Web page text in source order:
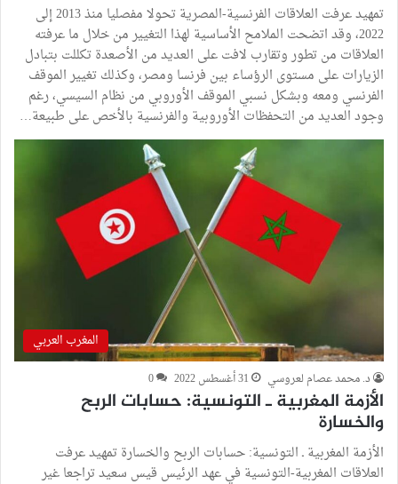
تمهيد عرفت العلاقات الفرنسية-المصرية تحولا مفصليا منذ 2013 إلى
2022، وقد اتضحت الملامح الأساسية لهذا التغيير من خلال ما عرفته
العلاقات من تطور وتقارب لافت على العديد من الأصعدة تكللت بتبادل
الزيارات على مستوى الرؤساء بين فرنسا ومصر، وكذلك تغيير الموقف
الفرنسي ومعه وبشكل نسبي الموقف الأوروبي من نظام السيسي، رغم
وجود العديد من التحفظات الأوروبية والفرنسية بالأخص على طبيعة…
المغرب العربي
د. محمد عصام لعروسي 31 أغسطس 2022 0
الأزمة المغربية ـ التونسية: حسابات الربح
والخسارة
الأزمة المغربية ـ التونسية: حسابات الربح والخسارة تمهيد عرفت
العلاقات المغربية-التونسية في عهد الرئيس قيس سعيد تراجعا غير